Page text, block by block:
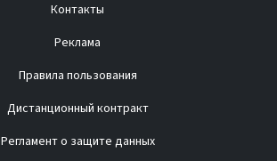
Контакты
Реклама
Правила пользования
Дистанционный контракт
Регламент о защите данных